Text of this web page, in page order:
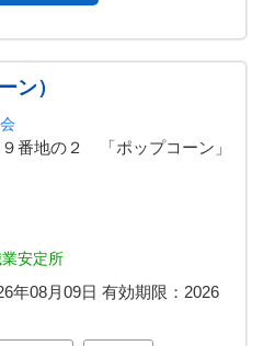
ン）
番地の２ 「ポップコーン」
安定所
年08月09日 有効期限： 2026